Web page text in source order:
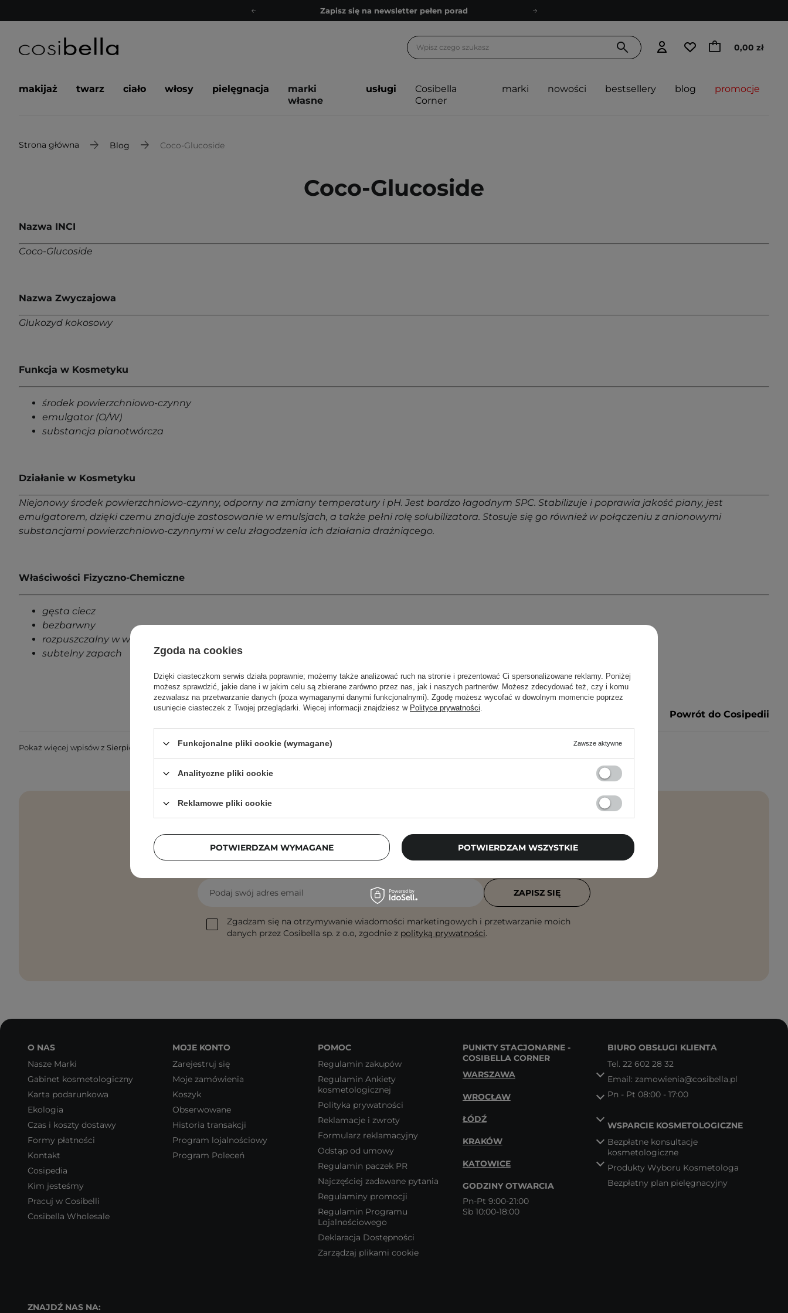
Bezpłatne konsultacje kosmetologiczne
Z nami to możliwe! Realizacja zamówienia do 24h.
Poleć nas i zyskaj jeszcze więcej punktów
0,00 zł
makijaż twarz ciało włosy pielęgnacja
marki
własne
usługi
Cosibella
Corner
marki nowości bestsellery blog promocje
Strona główna Blog Coco-Glucoside
Coco-Glucoside
Nazwa INCI
Coco-Glucoside
Nazwa Zwyczajowa
Glukozyd kokosowy
Funkcja w Kosmetyku
środek powierzchniowo-czynny
emulgator (O/W)
substancja pianotwórcza
Działanie w Kosmetyku
Niejonowy środek powierzchniowo-czynny, odporny na zmiany temperatury i pH. Jest bardzo łagodnym SPC. Stabilizuje i poprawia jakość piany, jest
emulgatorem, dzięki czemu znajduje zastosowanie w emulsjach, a także pełni rolę solubilizatora. Stosuje się go również w połączeniu z anionowymi
substancjami powierzchniowo-czynnymi w celu złagodzenia ich działania drażniącego.
Właściwości Fizyczno-Chemiczne
gęsta ciecz
bezbarwny
rozpuszczalny w wodzie
subtelny zapach
Powrót do Cosipedii
Pokaż więcej wpisów z Sierpień 2022
Pielęgnacyjne checklisty, eksperckie porady, beauty nowości - prosto na maila!
Podaj swój adres email
Zgadzam się na otrzymywanie wiadomości marketingowych i przetwarzanie moich
danych przez Cosibella sp. z o.o, zgodnie z polityką prywatności.
ZAPISZ SIĘ
O NAS
Nasze Marki
Gabinet kosmetologiczny
Karta podarunkowa
Ekologia
Czas i koszty dostawy
Formy płatności
Kontakt
Cosipedia
Kim jesteśmy
Pracuj w Cosibelli
Cosibella Wholesale
MOJE KONTO
Zarejestruj się
Moje zamówienia
Koszyk
Obserwowane
Historia transakcji
Program lojalnościowy
Program Poleceń
POMOC
Regulamin zakupów
Regulamin Ankiety
kosmetologicznej
Polityka prywatności
Reklamacje i zwroty
Formularz reklamacyjny
Odstąp od umowy
Regulamin paczek PR
Najczęściej zadawane pytania
Regulaminy promocji
Regulamin Programu
Lojalnościowego
Deklaracja Dostępności
Zarządzaj plikami cookie
PUNKTY STACJONARNE -
COSIBELLA CORNER
WARSZAWA
WROCŁAW
ŁÓDŹ
KRAKÓW
KATOWICE
GODZINY OTWARCIA
Pn-Pt 9:00-21:00
Sb 10:00-18:00
BIURO OBSŁUGI KLIENTA
Tel. 22 602 28 32
Email: zamowienia@cosibella.pl
Pn - Pt 08:00 - 17:00
WSPARCIE KOSMETOLOGICZNE
Bezpłatne konsultacje
kosmetologiczne
Produkty Wyboru Kosmetologa
Bezpłatny plan pielęgnacyjny
ZNAJDŹ NAS NA:
Zgoda na cookies
Dzięki ciasteczkom serwis działa poprawnie; możemy także analizować ruch na stronie i prezentować Ci spersonalizowane reklamy. Poniżej
możesz sprawdzić, jakie dane i w jakim celu są zbierane zarówno przez nas, jak i naszych partnerów. Możesz zdecydować też, czy i komu
zezwalasz na przetwarzanie danych (poza wymaganymi danymi funkcjonalnymi). Zgodę możesz wycofać w dowolnym momencie poprzez
usunięcie ciasteczek z Twojej przeglądarki. Więcej informacji znajdziesz w Polityce prywatności.
Funkcjonalne pliki cookie (wymagane) Zawsze aktywne
Analityczne pliki cookie
Reklamowe pliki cookie
POTWIERDZAM WYMAGANE POTWIERDZAM WSZYSTKIE